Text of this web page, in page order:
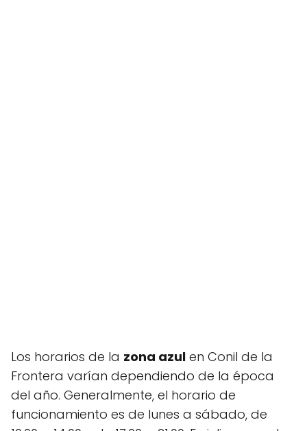
Los horarios de la zona azul en Conil de la
Frontera varían dependiendo de la época
del año. Generalmente, el horario de
funcionamiento es de lunes a sábado, de